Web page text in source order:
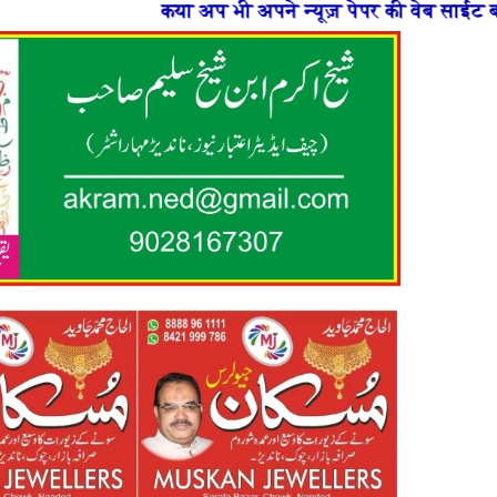
भी अपने न्यूज़ पेपर की वेब साईट बनाना चाहते है या फिर